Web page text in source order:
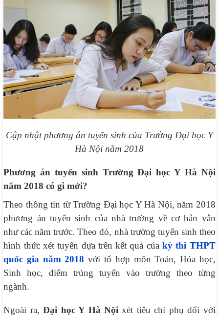
Cập nhật phương án tuyển sinh của Trường Đại học Y
Hà Nội năm 2018
Phương án tuyển sinh Trường Đại học Y Hà Nội
năm 2018 có gì mới?
Theo thông tin từ Trường Đại học Y Hà Nội, năm 2018
phương án tuyển sinh của nhà trường về cơ bản vẫn
như các năm trước. Theo đó, nhà trường tuyển sinh theo
hình thức xét tuyển dựa trên kết quả củakỳ thi THPT
quốc gia năm 2018 với tổ hợp môn Toán, Hóa học,
Sinh học, điểm trúng tuyển vào trường theo từng
ngành.
Ngoài ra,Đại học Y Hà Nội xét tiêu chí phụ đối với